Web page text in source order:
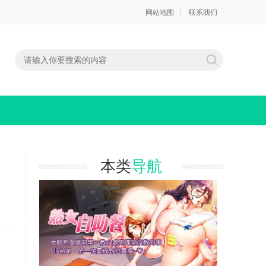
网站地图 联系我们
本类导航